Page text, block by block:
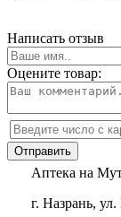
Написать отзыв
Оцените товар:
Аптека на
г. Назрань,